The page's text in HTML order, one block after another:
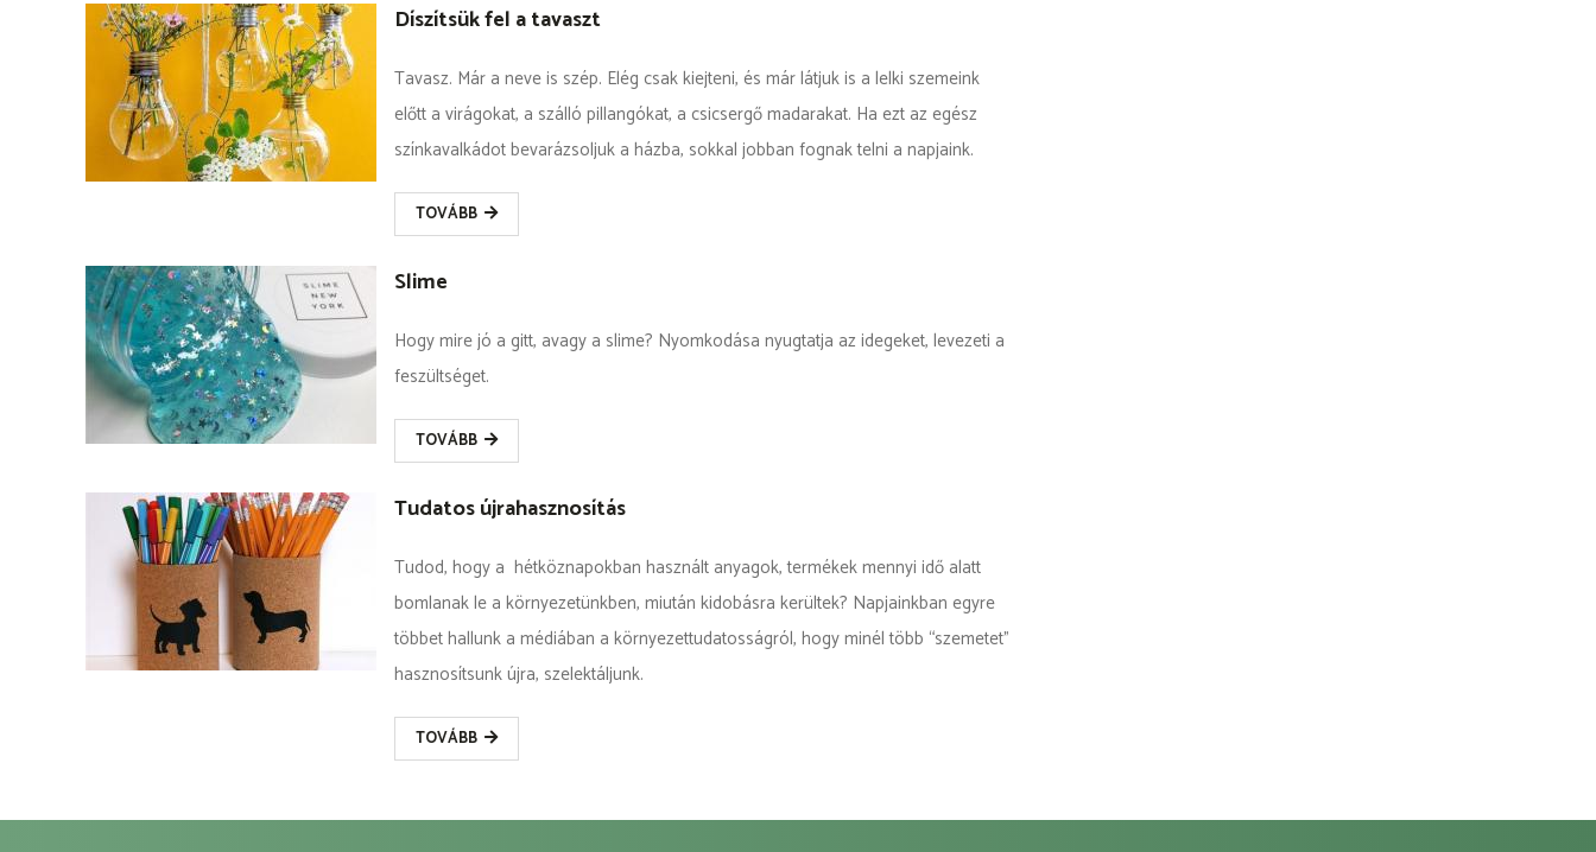
Díszítsük fel a tavaszt
Tavasz. Már a neve is szép. Elég csak kiejteni, és már látjuk is a lelki szemeink
előtt a virágokat, a szálló pillangókat, a csicsergő madarakat. Ha ezt az egész
színkavalkádot bevarázsoljuk a házba, sokkal jobban fognak telni a napjaink.
TOVÁBB
Slime
Hogy mire jó a gitt, avagy a slime? Nyomkodása nyugtatja az idegeket, levezeti a
feszültséget.
TOVÁBB
Tudatos újrahasznosítás
Tudod, hogy a hétköznapokban használt anyagok, termékek mennyi idő alatt
bomlanak le a környezetünkben, miután kidobásra kerültek? Napjainkban egyre
többet hallunk a médiában a környezettudatosságról, hogy minél több “szemetet”
hasznosítsunk újra, szelektáljunk.
TOVÁBB